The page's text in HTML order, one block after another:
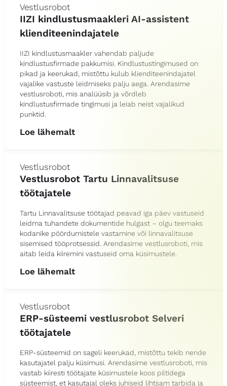
Vestlusrobot
IIZI kindlustusmaakleri AI-assistent
klienditeenindajatele
IIZI kindlustusmaakler vahendab paljude
kindlustusfirmade pakkumisi. Kindlustustingimused on
pikad ja keerukad, mistõttu kulub klienditeenindajatel
vajalike vastuste leidmiseks palju aega. Arendasime
vestlusroboti, mis analüüsib ja võrdleb
kindlustusfirmade tingimusi ja leiab neist vajalikud
punktid.
Loe lähemalt
Vestlusrobot
Vestlusrobot Tartu Linnavalitsuse
töötajatele
Tartu Linnavalitsuse töötajad peavad iga päev vastuseid
leidma tuhandete dokumentide hulgast – olgu teemaks
kodanike pöördumistele vastamine või linnavalitsuse
sisemised tööprotsessid. Arendasime vestlusroboti, mis
aitab leida kiiremini vastuseid oma küsimustele.
Loe lähemalt
Vestlusrobot
ERP-süsteemi vestlusrobot Selveri
töötajatele
ERP-süsteemid on sageli keerukad, mistõttu tekib nende
kasutajatel palju küsimusi. Arendasime vestlusroboti, mis
vastab kiiresti töötajate küsimustele koos piltidega
süsteemist, et kasutajal oleks juhiseid lihtsam tarbida ja